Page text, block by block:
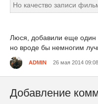
Но качество записи
Люся, добавили еще один
но вроде бы немногим
ADMIN 26 мая 2014 09:08
Добавление